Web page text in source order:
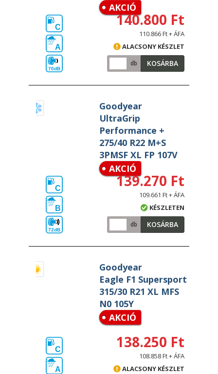
AKCIÓ
C
A
70dB
140.800 Ft
110.866 Ft + ÁFA
ALACSONY KÉSZLET
db KOSÁRBA
Goodyear
UltraGrip
Performance +
275/40 R22 M+S
3PMSF XL FP 107V
AKCIÓ
C
B
72dB
139.270 Ft
109.661 Ft + ÁFA
KÉSZLETEN
db KOSÁRBA
Goodyear
Eagle F1 Supersport
315/30 R21 XL MFS
N0 105Y
AKCIÓ
C
A
138.250 Ft
108.858 Ft + ÁFA
ALACSONY KÉSZLET